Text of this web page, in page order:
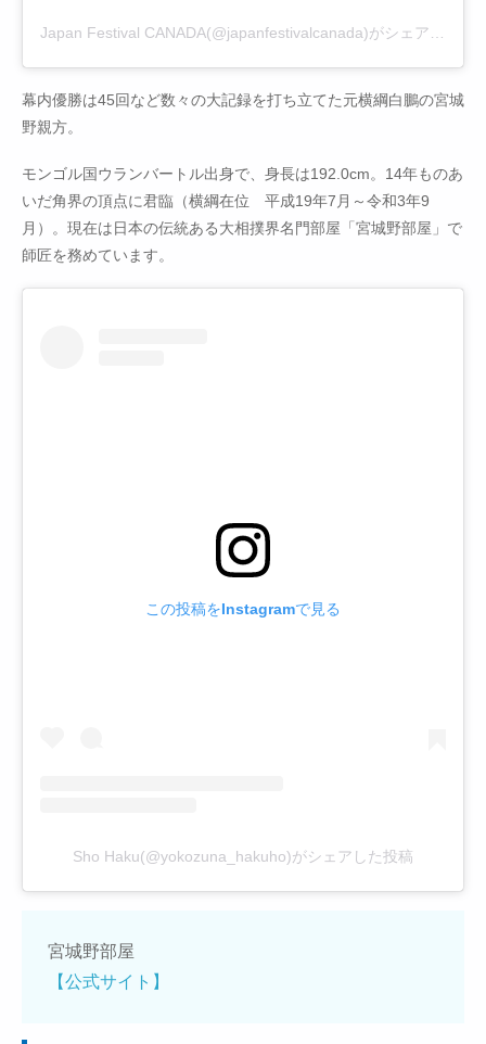
幕内優勝は45回など数々の大記録を打ち立てた元横綱白鵬の宮城
野親方。
モンゴル国ウランバートル出身で、身長は192.0cm。14年ものあ
いだ角界の頂点に君臨（横綱在位 平成19年7月～令和3年9
月）。現在は日本の伝統ある大相撲界名門部屋「宮城野部屋」で
師匠を務めています。
この投稿をInstagramで見る
Sho Haku(@yokozuna_hakuho)がシェアした投稿
宮城野部屋
【公式サイト】